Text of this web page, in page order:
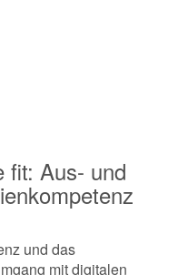
fit: Aus- und
und das
mit digitalen